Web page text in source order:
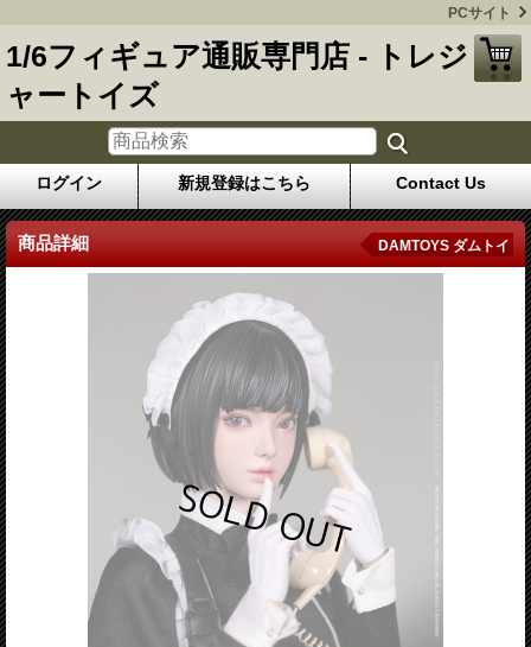
PCサイト
1/6フィギュア通販専門店 - トレジ
ャートイズ
ログイン 新規登録はこちら Contact Us
商品詳細 DAMTOYS ダムトイ